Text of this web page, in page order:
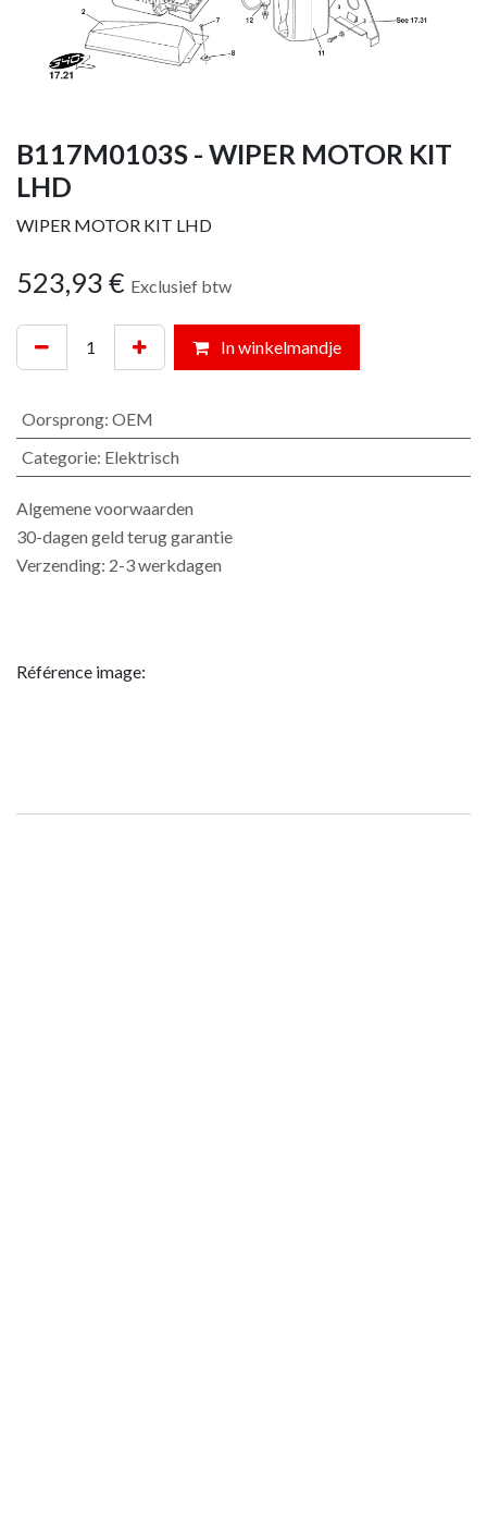
B117M0103S - WIPER MOTOR KIT
LHD
WIPER MOTOR KIT LHD
523,93 € Exclusief btw
In winkelmandje
Oorsprong: OEM
Categorie: Elektrisch
Algemene voorwaarden
30-dagen geld terug garantie
Verzending: 2-3 werkdagen
Référence image: